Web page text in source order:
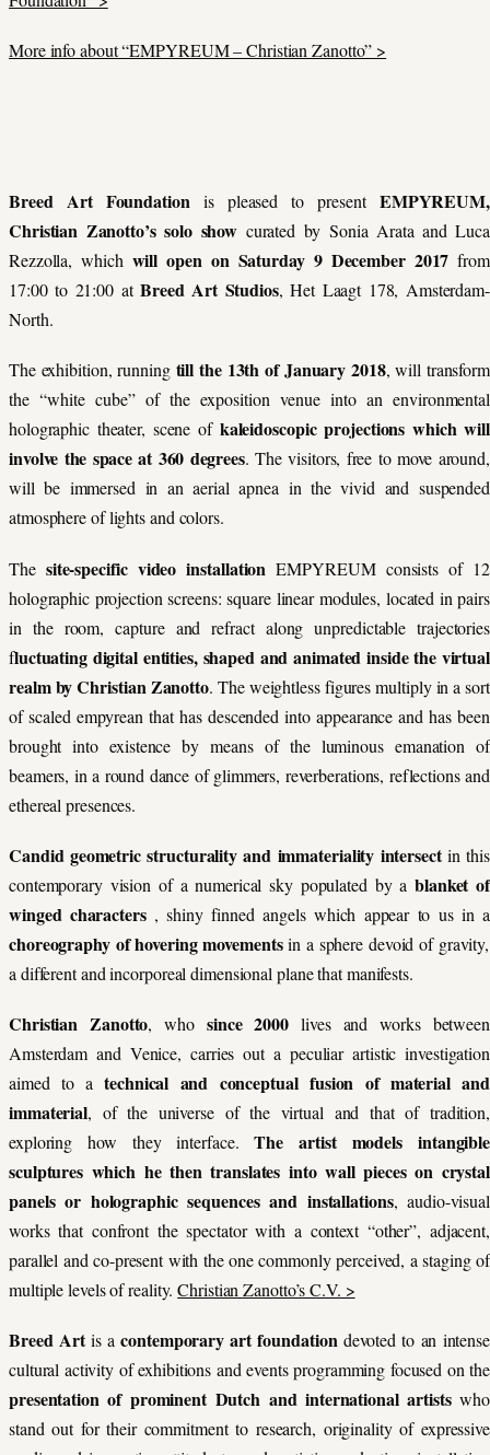
More info about “EMPYREUM – Christian Zanotto” >
Breed Art Foundationis pleased to present EMPYREUM,
Christian Zanotto’s solo show curated by Sonia Arata and Luca
Rezzolla, which will open on Saturday 9 December 2017 from
17:00 to 21:00 atBreed Art Studios, Het Laagt 178, Amsterdam-
North.
The exhibition, running till the 13th of January 2018, will transform
the “white cube” of the exposition venue into an environmental
holographic theater, scene of kaleidoscopic projections which will
involve the space at 360 degrees. The visitors, free to move around,
will be immersed in an aerial apnea in the vivid and suspended
atmosphere of lights and colors.
The site-specific video installation EMPYREUM consists of 12
holographic projection screens: square linear modules, located in pairs
in the room, capture and refract along unpredictable trajectories
fluctuating digital entities, shaped and animated inside the virtual
realm by Christian Zanotto. The weightless figures multiply in a sort
of scaled empyrean that has descended into appearance and has been
brought into existence by means of the luminous emanation of
beamers, in a round dance of glimmers, reverberations, reflections and
ethereal presences.
Candid geometric structurality and immateriality intersectin this
contemporary vision of a numerical sky populated by ablanket of
winged characters , shiny finned angels which appear to us in a
choreography of hovering movementsin a sphere devoid of gravity,
a different and incorporeal dimensional plane that manifests.
Christian Zanotto, who since 2000 lives and works between
Amsterdam and Venice, carries out a peculiar artistic investigation
aimed to atechnical and conceptual fusion of material and
immaterial, of the universe of the virtual andthat of tradition,
exploring how they interface.The artist models intangible
sculptures which he then translates into wall pieces on crystal
panels or holographic sequences and installations, audio-visual
works that confront the spectator with a context “other”, adjacent,
parallel and co-present with the one commonly perceived, a staging of
multiple levels of reality. Christian Zanotto’s C.V. >
Breed Artis acontemporary art foundationdevoted to an intense
cultural activity of exhibitions and events programming focused on the
presentation of prominent Dutch and international artistswho
stand out for their commitment to research, originality of expressive